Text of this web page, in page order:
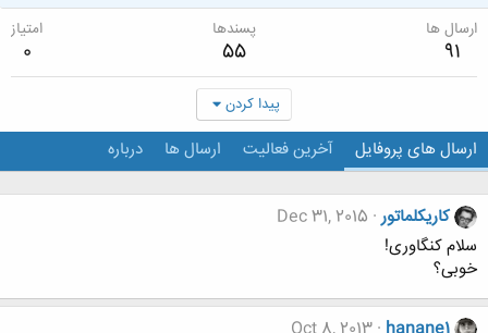
ارسال ها
91
پسندها
55
امتیاز
0
پیدا کردن
ارسال های پروفایل آخرین فعالیت ارسال ها درباره
کاریکلماتور Dec 31, 2015
سلام کنگاوری!
خوبی؟